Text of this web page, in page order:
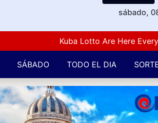
sábado,
Kuba Lotto Are Here Every
SÁBADO TODO EL DIA